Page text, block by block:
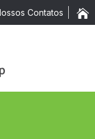
Contatos